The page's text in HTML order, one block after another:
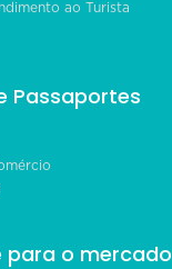
ao Turista
Passaportes
para o mercado